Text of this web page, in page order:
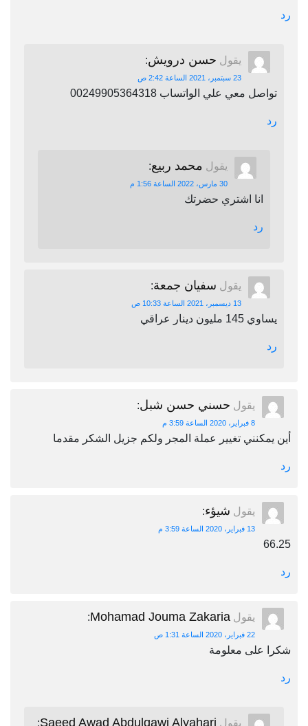
رد
يقول حسن درويش:
23 سبتمبر، 2021 الساعة 2:42 ص
تواصل معي علي الواتساب 00249905364318
رد
يقول محمد ربيع:
30 مارس، 2022 الساعة 1:56 م
انا اشتري حضرتك
رد
يقول سفيان جمعة:
13 ديسمبر، 2021 الساعة 10:33 ص
يساوي 145 مليون دينار عراقي
رد
يقول حسني حسن شبل:
8 فبراير، 2020 الساعة 3:59 م
أين يمكنني تغيير عملة المجر ولكم جزيل الشكر مقدما
رد
يقول شيؤء:
13 فبراير، 2020 الساعة 3:59 م
66.25
رد
يقول Mohamad Jouma Zakaria
:
22 فبراير، 2020 الساعة 1:31 ص
شكرا على معلومة
رد
يقول Saeed Awad Abdulqawi Alyahari
: